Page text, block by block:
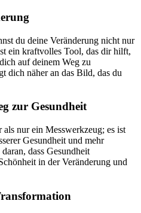
du deine Veränderung nicht nur
ein kraftvolles Tool, das dir hilft,
auf deinem Weg zu
dich näher an das Bild, das du
zur Gesundheit
nur ein Messwerkzeug; es ist
Gesundheit und mehr
dass Gesundheit
in der Veränderung und